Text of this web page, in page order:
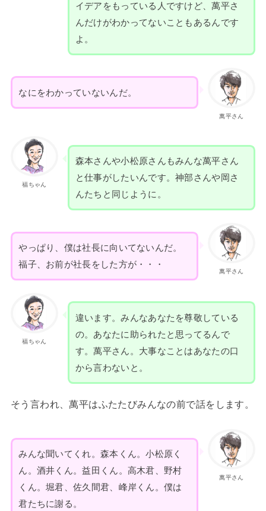
イデアをもっている人ですけど、萬平さ
んだけがわかってないこともあるんです
よ。
萬平さん
なにをわかっていないんだ。
福ちゃん
森本さんや小松原さんもみんな萬平さん
と仕事がしたいんです。神部さんや岡さ
んたちと同じように。
萬平さん
やっぱり、僕は社長に向いてないんだ。
福子、お前が社長をした方が・・・
福ちゃん
違います。みんなあなたを尊敬している
の。あなたに助られたと思ってるんで
す。萬平さん。大事なことはあなたの口
から言わないと。
そう言われ、萬平はふたたびみんなの前で話をします。
萬平さん
みんな聞いてくれ。森本くん。小松原く
ん。酒井くん。益田くん。高木君、野村
くん。堀君、佐久間君、峰岸くん。僕は
君たちに謝る。